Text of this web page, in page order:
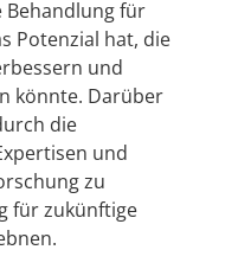
Behandlung für
Potenzial hat, die
und
könnte. Darüber
die
und
zu
für zukünftige